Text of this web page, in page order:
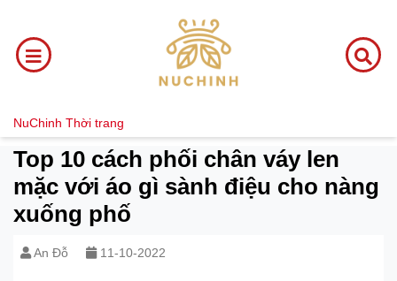
NuChinh Thời trang
Top 10 cách phối chân váy len
mặc với áo gì sành điệu cho nàng
xuống phố
An Đỗ 11-10-2022